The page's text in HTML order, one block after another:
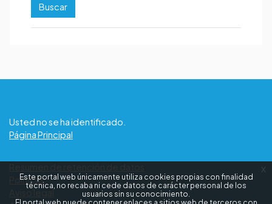
Usted no se ha identificado.
Página Principal
Políticas
Este portal web únicamente utiliza cookies propias con finalidad
técnica, no recaba ni cede datos de carácter personal de los
usuarios sin su conocimiento.
x